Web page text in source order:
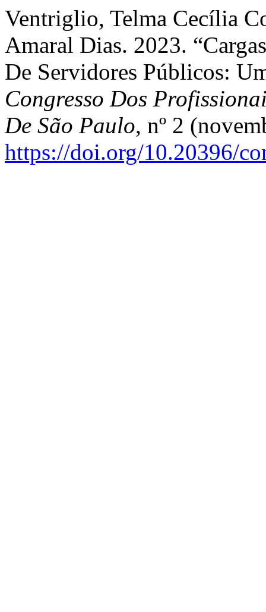
Ventriglio, Telma Cecília
Amaral Dias. 2023.
De Servidores Públicos:
Congresso Dos
De São Paulo, nº 2
https://doi.org/10.20396/